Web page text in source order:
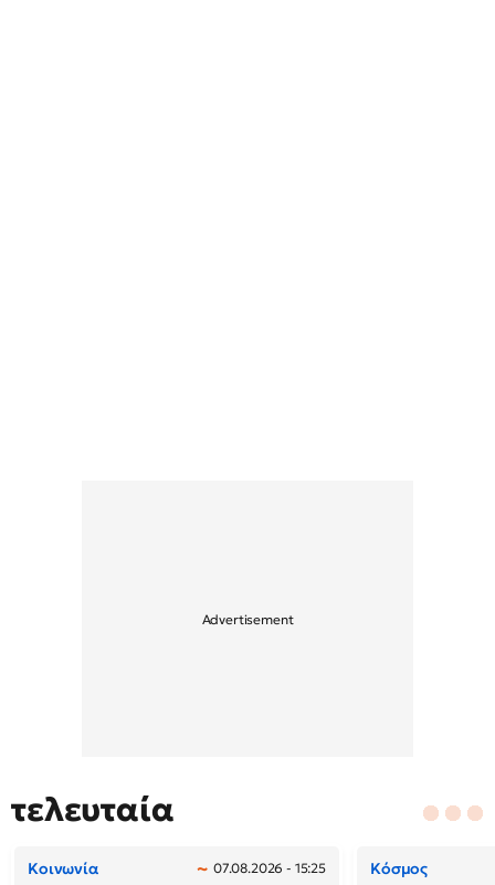
τελευταία
Κοινωνία 07.08.2026 - 15:25 Κόσμος